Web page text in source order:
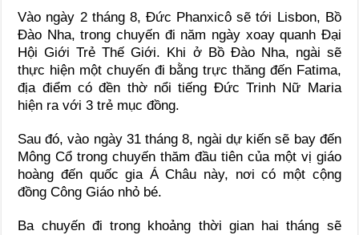
Vào ngày 2 tháng 8, Đức Phanxicô sẽ tới Lisbon, Bồ
Đào Nha, trong chuyến đi năm ngày xoay quanh Đại
Hội Giới Trẻ Thế Giới. Khi ở Bồ Đào Nha, ngài sẽ
thực hiện một chuyến đi bằng trực thăng đến Fatima,
địa điểm có đền thờ nổi tiếng Đức Trinh Nữ Maria
hiện ra với 3 trẻ mục đồng.
Sau đó, vào ngày 31 tháng 8, ngài dự kiến sẽ bay đến
Mông Cổ trong chuyến thăm đầu tiên của một vị giáo
hoàng đến quốc gia Á Châu này, nơi có một cộng
đồng Công Giáo nhỏ bé.
Ba chuyến đi trong khoảng thời gian hai tháng sẽ